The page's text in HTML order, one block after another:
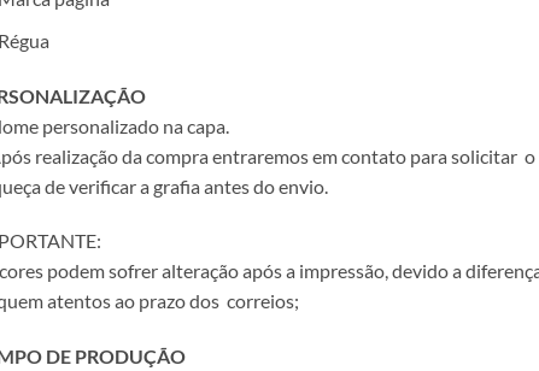
Régua
personalizado na capa.
realização da compra entraremos em contato para solicitar
de verificar a grafia antes do envio.
podem sofrer alteração após a impressão, devido a
atentos ao prazo dos correios;
DE PRODUÇÃO